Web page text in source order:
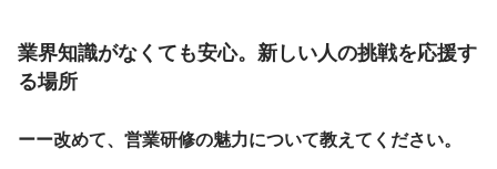
業界知識がなくても安心。新しい人の挑戦を応援す
る場所
ーー改めて、営業研修の魅力について教えてください。